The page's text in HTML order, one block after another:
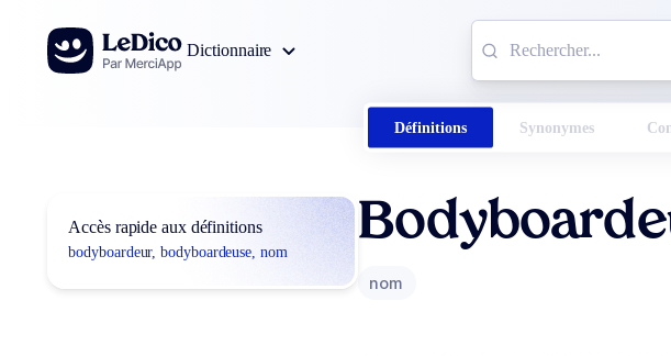
Aller au contenu
Dictionnaire
Définitions Synonymes
Accès rapide aux définitions
bodyboardeur, bodyboardeuse, nom
nom